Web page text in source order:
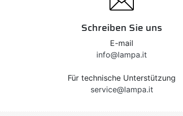
Schreiben Sie uns
E-mail
info@lampa.it
Für technische Unterstützung
service@lampa.it